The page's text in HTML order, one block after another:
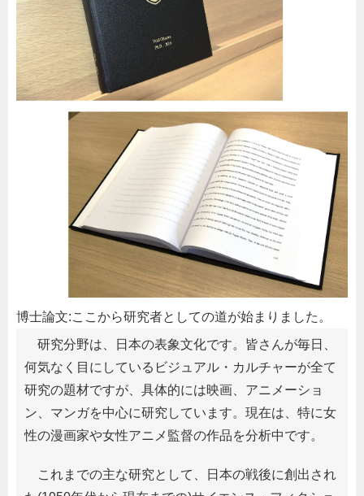
博士論文:ここから研究者としての道が始まりました。
研究分野は、日本の表象文化です。皆さんが毎日、
何気なく目にしているビジュアル・カルチャーが全て
研究の題材ですが、具体的には映画、アニメーショ
ン、マンガを中心に研究しています。現在は、特に女
性の漫画家や女性アニメ監督の作品を分析中です。
これまでの主な研究として、日本の戦後に創出され